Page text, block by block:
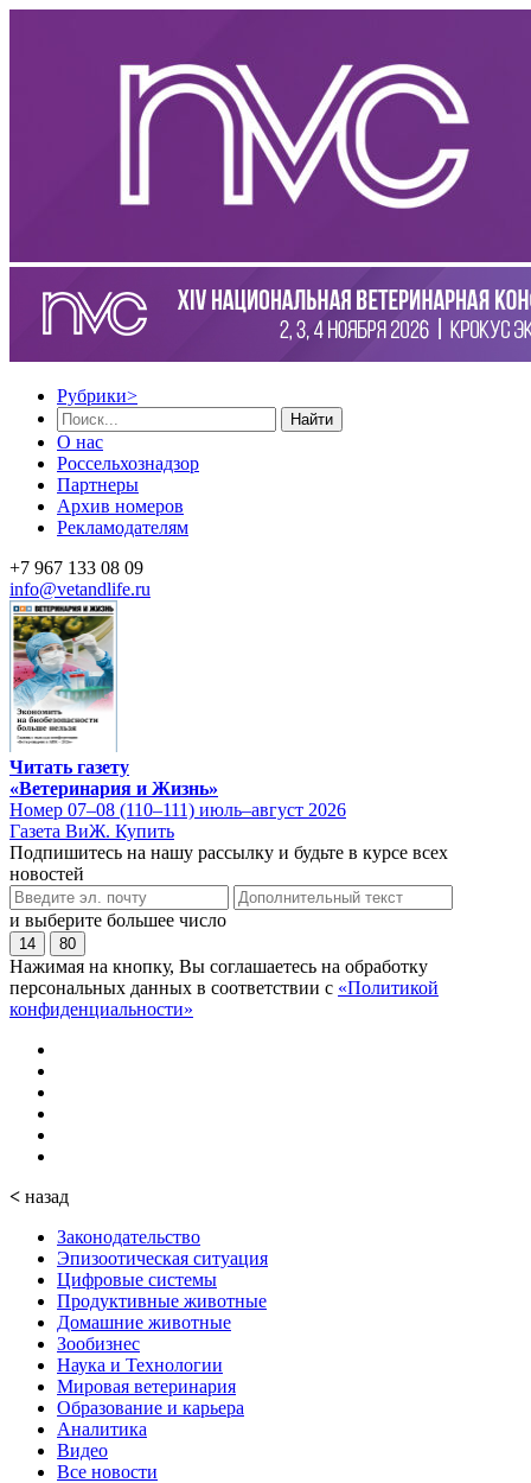
Рубрики>
Найти
О нас
Россельхознадзор
Партнеры
Архив номеров
Рекламодателям
+7 967 133 08 09
info@vetandlife.ru
Читать газету
«Ветеринария и Жизнь»
Номер 07–08 (110–111) июль–август 2026
Газета ВиЖ. Купить
Подпишитесь на нашу рассылку и будьте в курсе всех
новостей
и выберите большее число
14 80
Нажимая на кнопку, Вы соглашаетесь на обработку
персональных данных в соответствии с «Политикой
конфиденциальности»
< назад
Законодательство
Эпизоотическая ситуация
Цифровые системы
Продуктивные животные
Домашние животные
Зообизнес
Наука и Технологии
Мировая ветеринария
Образование и карьера
Аналитика
Видео
Все новости